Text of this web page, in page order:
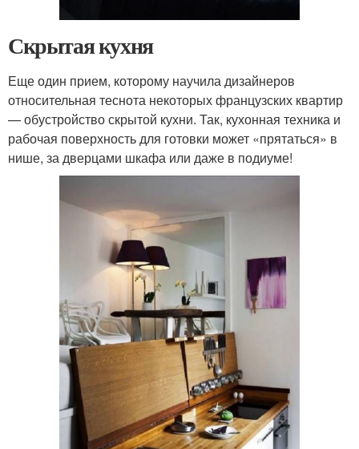
Скрытая кухня
Еще один прием, которому научила дизайнеров
относительная теснота некоторых французских квартир
— обустройство скрытой кухни. Так, кухонная техника и
рабочая поверхность для готовки может «прятаться» в
нише, за дверцами шкафа или даже в подиуме!